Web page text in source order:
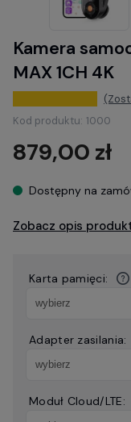
Kamera
MAX 1CH 4K
Kod produktu: 1000
879,00 zł
Dostępny na
Zobacz opis
Karta pamięci:
Adapter zasilania:
Moduł Cloud/LTE: